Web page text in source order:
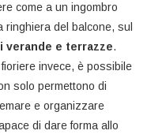
come a un ingombro
del balcone, sul
verande e terrazze.
invece, è possibile
solo permettono di
e organizzare
di dare forma allo